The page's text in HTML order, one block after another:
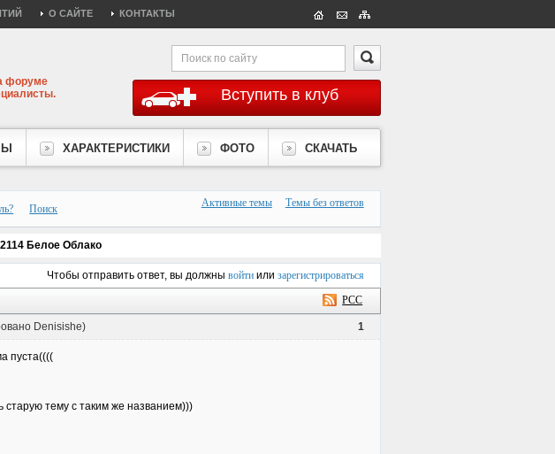
О САЙТЕ КОНТАКТЫ
Вступить в клуб
форуме
ХАРАКТЕРИСТИКИ ФОТО СКАЧАТЬ
Поиск Активные темы Темы без ответов
Белое Облако
Чтобы отправить ответ, вы должны войтиили зарегистрироваться
РСС
1
Denisishe)
пуста((((
тему с таким же названием)))